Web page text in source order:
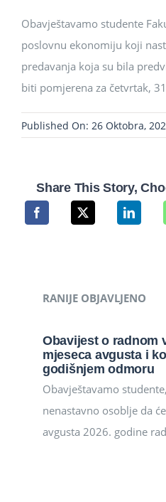
Obavještavamo studente
poslovnu ekonomiju koji
predavanja koja su bila
biti pomjerena za četvrtak,
Published On: 26 Oktobra,
Share This Story,
RANIJE OBJAVLJENO
Obavijest o radnom
mjeseca avgusta i
godišnjem odmoru
Obavještavamo
nenastavno osoblje da
avgusta 2026. godine